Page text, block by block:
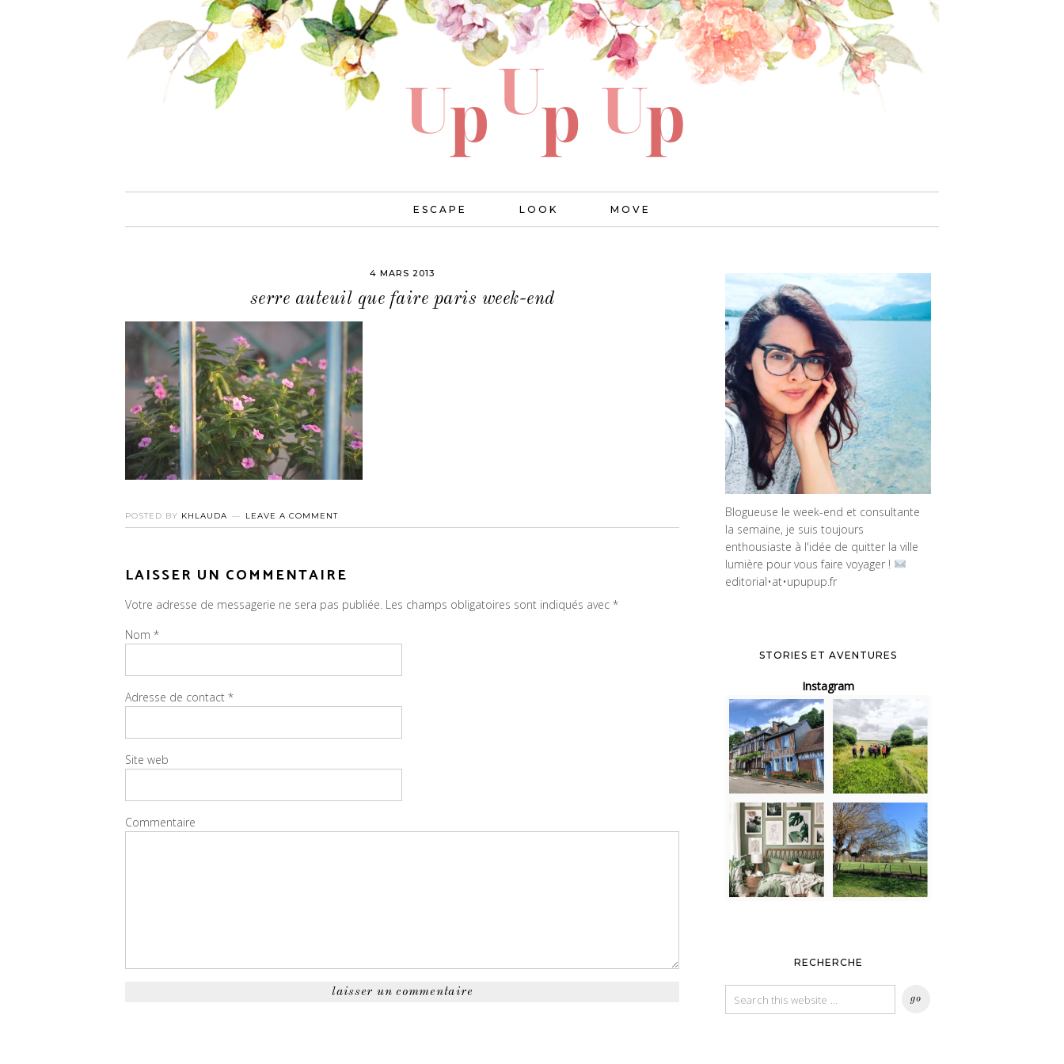
ESCAPE LOOK MOVE
4 MARS 2013
serre auteuil que faire paris week-end
POSTED BY KHLAUDA LEAVE A COMMENT
LAISSER UN COMMENTAIRE
Votre adresse de messagerie ne sera pas publiée. Les champs obligatoires sont indiqués avec *
Nom *
Adresse de contact *
Site web
Commentaire
Blogueuse le week-end et consultante
la semaine, je suis toujours
enthousiaste à l'idée de quitter la ville
lumière pour vous faire voyager !
editorial•at•upupup.fr
STORIES ET AVENTURES
Instagram
RECHERCHE